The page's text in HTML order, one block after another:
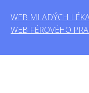
WEB MLADÝCH
WEB FÉROVÉHO